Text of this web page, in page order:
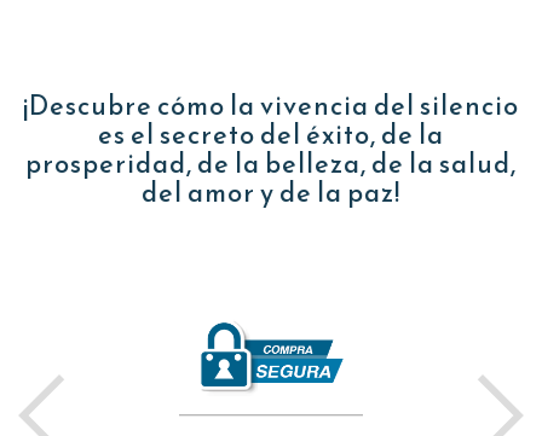
¡Descubre cómo la vivencia del silencio
es el secreto del éxito, de la
prosperidad, de la belleza, de la salud,
del amor y de la paz!